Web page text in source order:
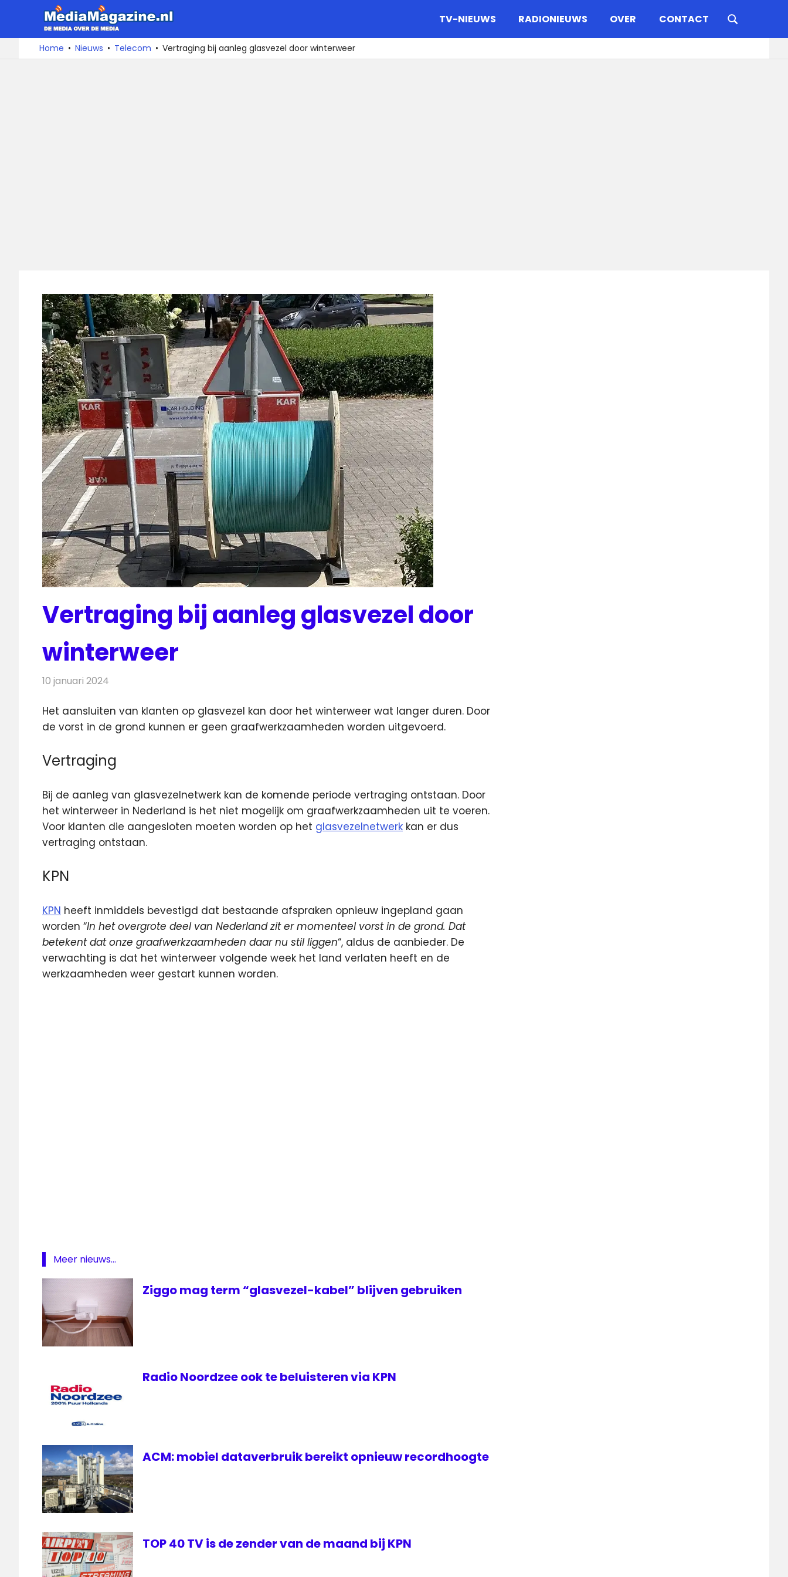
naar
De
media
over
TV-NIEUWS RADIONIEUWS OVER CONTACT
Home Nieuws Telecom Vertraging bij aanleg glasvezel door winterweer
Vertraging bij aanleg glasvezel door
winterweer
10 januari 2024
Het aansluiten van klanten op glasvezel kan door het winterweer wat langer duren. Door
de vorst in de grond kunnen er geen graafwerkzaamheden worden uitgevoerd.
Vertraging
Bij de aanleg van glasvezelnetwerk kan de komende periode vertraging ontstaan. Door
het winterweer in Nederland is het niet mogelijk om graafwerkzaamheden uit te voeren.
Voor klanten die aangesloten moeten worden op het glasvezelnetwerk kan er dus
vertraging ontstaan.
KPN
KPN heeft inmiddels bevestigd dat bestaande afspraken opnieuw ingepland gaan
worden “In het overgrote deel van Nederland zit er momenteel vorst in de grond. Dat
betekent dat onze graafwerkzaamheden daar nu stil liggen“, aldus de aanbieder. De
verwachting is dat het winterweer volgende week het land verlaten heeft en de
werkzaamheden weer gestart kunnen worden.
Meer nieuws...
Ziggo mag term “glasvezel-kabel” blijven gebruiken
Radio Noordzee ook te beluisteren via KPN
ACM: mobiel dataverbruik bereikt opnieuw recordhoogte
TOP 40 TV is de zender van de maand bij KPN